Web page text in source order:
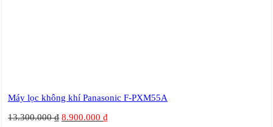
Máy lọc không khí Panasonic F-PXM55A
13.300.000₫ 8.900.000 ₫